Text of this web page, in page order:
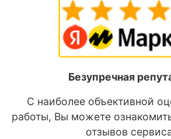
Безупречная
С наиболее объективной
работы, Вы можете
отзывов